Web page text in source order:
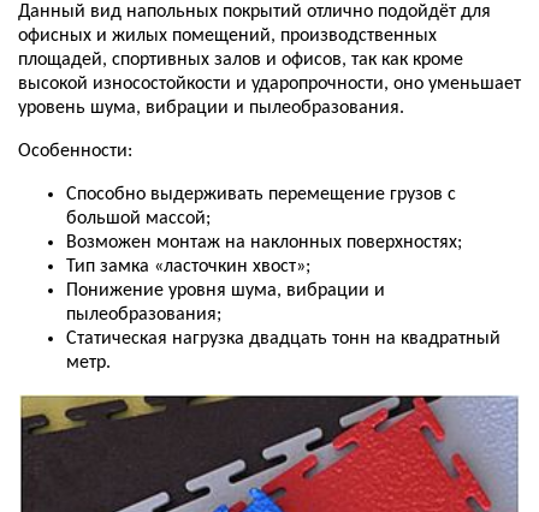
Данный вид напольных покрытий отлично подойдёт для
офисных и жилых помещений, производственных
площадей, спортивных залов и офисов, так как кроме
высокой износостойкости и ударопрочности, оно уменьшает
уровень шума, вибрации и пылеобразования.
Особенности:
Способно выдерживать перемещение грузов с
большой массой;
Возможен монтаж на наклонных поверхностях;
Тип замка «ласточкин хвост»;
Понижение уровня шума, вибрации и
пылеобразования;
Статическая нагрузка двадцать тонн на квадратный
метр.